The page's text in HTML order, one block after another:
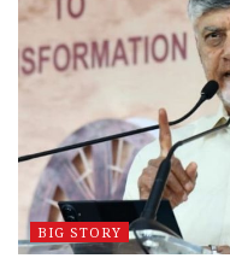
BIG STORY